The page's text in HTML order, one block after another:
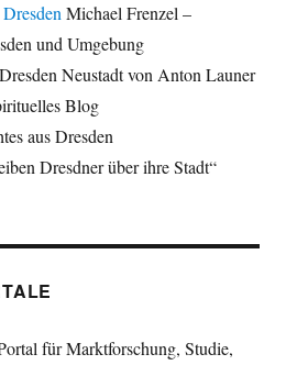
Michael Frenzel –
und Umgebung
Neustadt von Anton Launer
Blog
aus Dresden
Dresdner über ihre Stadt“
für Marktforschung, Studie,